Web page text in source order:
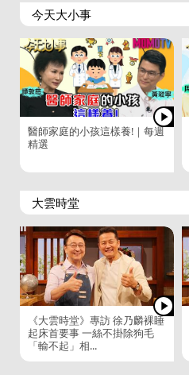
今天大小事
醫師家庭的小孩這樣養!｜每週
精選
大雲時堂
《大雲時堂》專訪 徐乃麟裸睡
起床首要事 一絲不掛除狗毛
「輸不起」相...